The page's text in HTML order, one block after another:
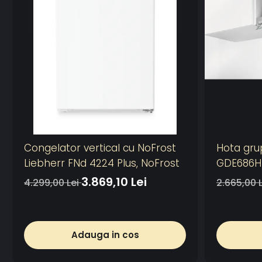
Congelator vertical cu NoFrost
Liebherr FNd 4224 Plus, NoFrost
4.299,00 Lei3.869,10 Lei
Adauga in cos
Hota
plita, 1
Control
2.665,00